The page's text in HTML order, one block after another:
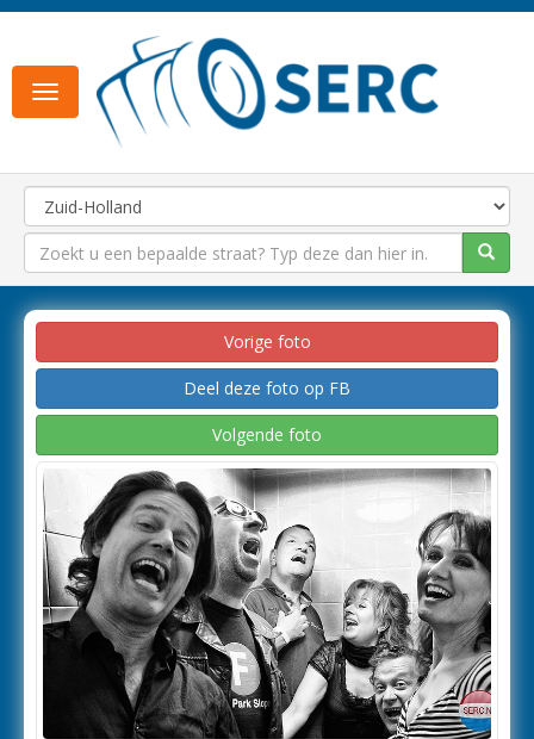
Toggle
navigation
Vorige foto
Deel deze foto op FB
Volgende foto